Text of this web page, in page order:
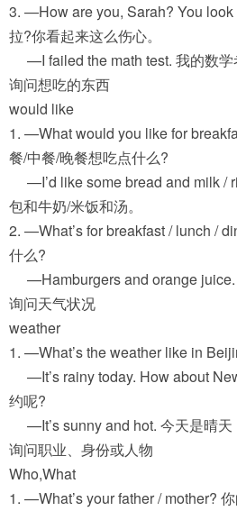
3. —How are you, Sarah? You
拉?你看起来这么伤心。
—I failed the math test. 我的数学
询问想吃的东西
would like
1. —What would you like for
餐/中餐/晚餐想吃点什么?
—I’d like some bread and milk /
包和牛奶/米饭和汤。
2. —What’s for breakfast / lunch /
什么?
—Hamburgers and orange juice.
询问天气状况
weather
1. —What’s the weather like in
—It’s rainy today. How about
约呢?
—It’s sunny and hot. 今天是晴天
询问职业、身份或人物
Who,What
1. —What’s your father / mother?